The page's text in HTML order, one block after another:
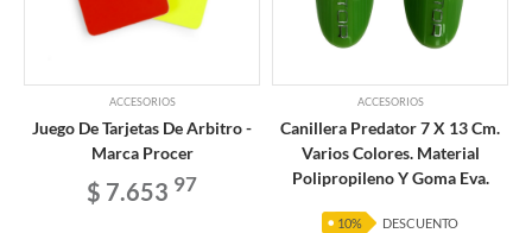
ACCESORIOS
Juego De Tarjetas De Arbitro -
Marca Procer
$ 7.653 97
ACCESORIOS
Canillera Predator 7 X 13 Cm.
Varios Colores. Material
Polipropileno Y Goma Eva.
10% DESCUENTO